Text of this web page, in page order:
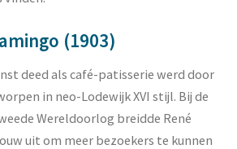
(1903)
deed als café-patisserie werd door
in neo-Lodewijk XVI stijl. Bij de
Wereldoorlog breidde René
uit om meer bezoekers te kunnen